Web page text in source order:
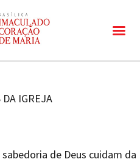
IGREJA
de Deus cuidam da